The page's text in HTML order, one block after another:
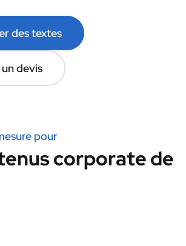
des textes
devis
pour
corporate de